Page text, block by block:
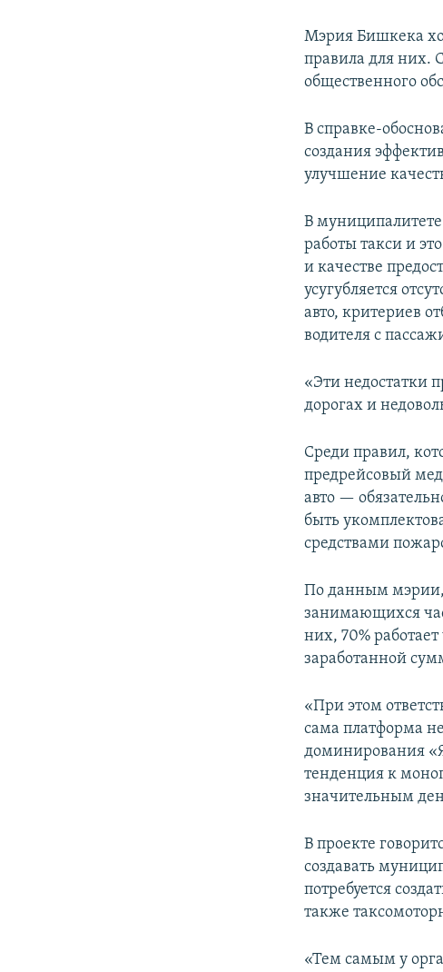
Мэрия Бишкека
правила для них.
общественного
В справке-
создания
улучшение
В
работы такси и
и качестве
усугубляется
авто, критериев
водителя с
«Эти недостатки
дорогах и
Среди правил,
предрейсовый
авто —
быть
средствами
По данным мэрии,
занимающихся
них, 70%
заработанной
«При этом
сама платформа
доминирования
тенденция к
значительным
В проекте
создавать
потребуется
также
«Тем самым у